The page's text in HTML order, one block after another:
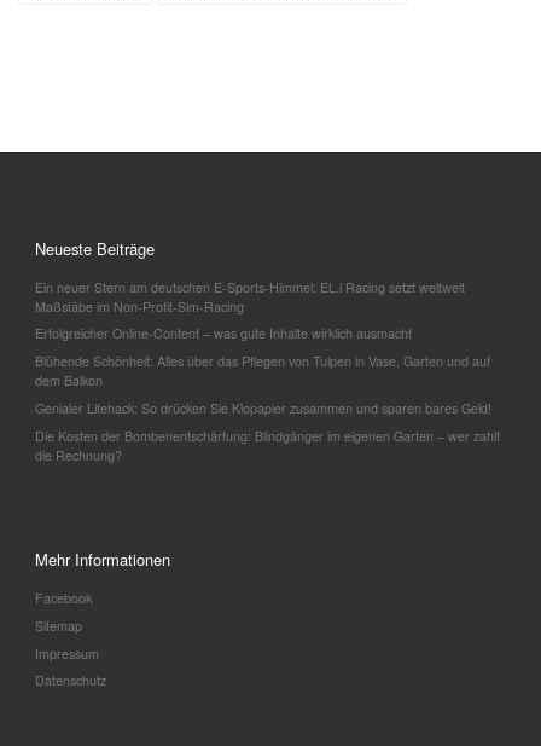
Neueste Beiträge
Ein neuer Stern am deutschen E-Sports-Himmel: EL.i Racing setzt weltweit
Maßstäbe im Non-Profit-Sim-Racing
Erfolgreicher Online-Content – was gute Inhalte wirklich ausmacht
Blühende Schönheit: Alles über das Pflegen von Tulpen in Vase, Garten und auf
dem Balkon
Genialer Lifehack: So drücken Sie Klopapier zusammen und sparen bares Geld!
Die Kosten der Bombenentschärfung: Blindgänger im eigenen Garten – wer zahlt
die Rechnung?
Mehr Informationen
Facebook
Sitemap
Impressum
Datenschutz